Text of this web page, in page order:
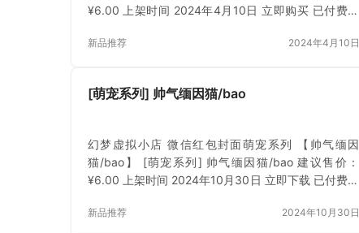
¥6.00 上架时间 2024年4月10日 立即购买 已付费？
新品推荐 2024年4月10日
[萌宠系列] 帅气缅因猫/bao
幻梦虚拟小店 微信红包封面萌宠系列 【帅气缅因
猫/bao】 [萌宠系列] 帅气缅因猫/bao 建议售价：
¥6.00 上架时间 2024年10月30日 立即下载 已付费？
新品推荐 2024年10月30日